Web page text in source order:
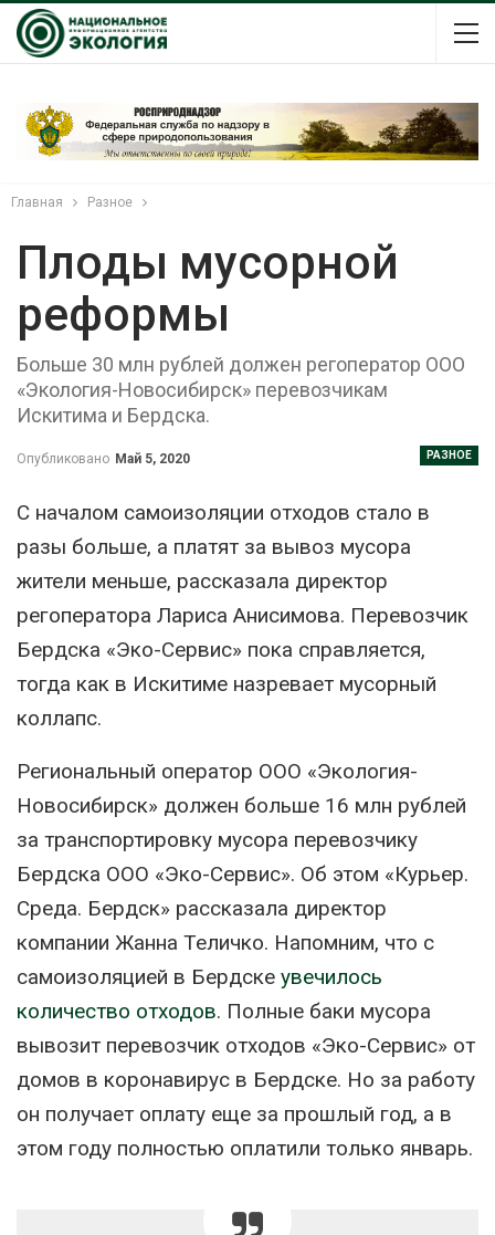
Главная Разное
Плоды мусорной
реформы
Больше 30 млн рублей должен регоператор ООО
«Экология-Новосибирск» перевозчикам
Искитима и Бердска.
РАЗНОЕ
Опубликовано Май 5, 2020
С началом самоизоляции отходов стало в
разы больше, а платят за вывоз мусора
жители меньше, рассказала директор
регоператора Лариса Анисимова. Перевозчик
Бердска «Эко-Сервис» пока справляется,
тогда как в Искитиме назревает мусорный
коллапс.
Региональный оператор ООО «Экология-
Новосибирск» должен больше 16 млн рублей
за транспортировку мусора перевозчику
Бердска ООО «Эко-Сервис». Об этом «Курьер.
Среда. Бердск» рассказала директор
компании Жанна Теличко. Напомним, что с
самоизоляцией в Бердске увечилось
количество отходов. Полные баки мусора
вывозит перевозчик отходов «Эко-Сервис» от
домов в коронавирус в Бердске. Но за работу
он получает оплату еще за прошлый год, а в
этом году полностью оплатили только январь.